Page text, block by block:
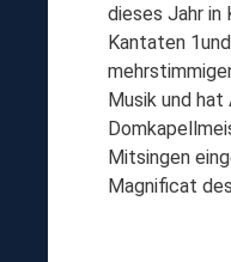
dieses Jahr
Kantaten
Musik und
Mitsingen
Magnificat